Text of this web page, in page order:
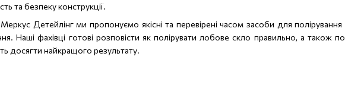
та безпеку конструкції.
Детейлінг ми пропонуємо якісні та перевірені часом засоби для
Наші фахівці готові розповісти як полірувати лобове скло правильно, а
досягти найкращого результату.